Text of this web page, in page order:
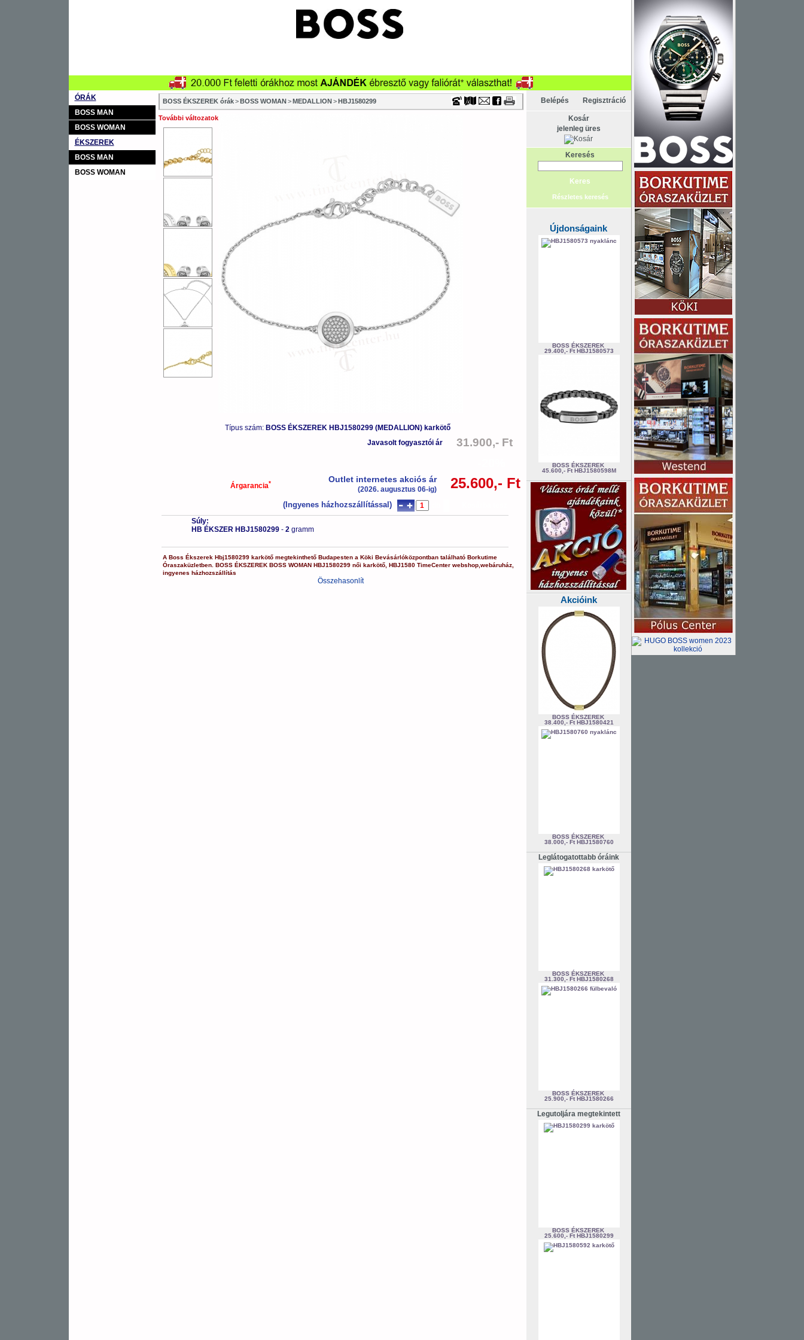
ÓRÁK
BOSS MAN
BOSS WOMAN
ÉKSZEREK
BOSS MAN
BOSS WOMAN
BOSS ÉKSZEREK órák > BOSS WOMAN > MEDALLION > HBJ1580299
További változatok
Típus szám: BOSS ÉKSZEREK HBJ1580299 (MEDALLION) karkötő
Javasolt fogyasztói ár
31.900,- Ft
Árgarancia* Outlet internetes akciós ár
(2026. augusztus 06-ig) 25.600,- Ft
(Ingyenes házhozszállítással)
Súly:
HB ÉKSZER HBJ1580299- 2 gramm
A Boss Ékszerek Hbj1580299 karkötőmegtekinthető Budapesten a Köki Bevásárlóközpontbantalálható Borkutime
Óraszaküzletben. BOSS ÉKSZEREK BOSS WOMAN HBJ1580299 női karkötő, HBJ1580 TimeCenter webshop, webáruház,
ingyenes házhozszállítás
Összehasonlít
Belépés Regisztráció
Kosár
jelenleg üres
Keresés
Részletes keresés
Újdonságaink
BOSS ÉKSZEREK
29.400,- Ft HBJ1580573
BOSS ÉKSZEREK
45.600,- Ft HBJ1580598M
Akcióink
BOSS ÉKSZEREK
38.400,- Ft HBJ1580421
BOSS ÉKSZEREK
38.000,- Ft HBJ1580760
Leglátogatottabb óráink
BOSS ÉKSZEREK
31.300,- Ft HBJ1580268
BOSS ÉKSZEREK
25.900,- Ft HBJ1580266
Legutoljára megtekintett
BOSS ÉKSZEREK
25.600,- Ft HBJ1580299